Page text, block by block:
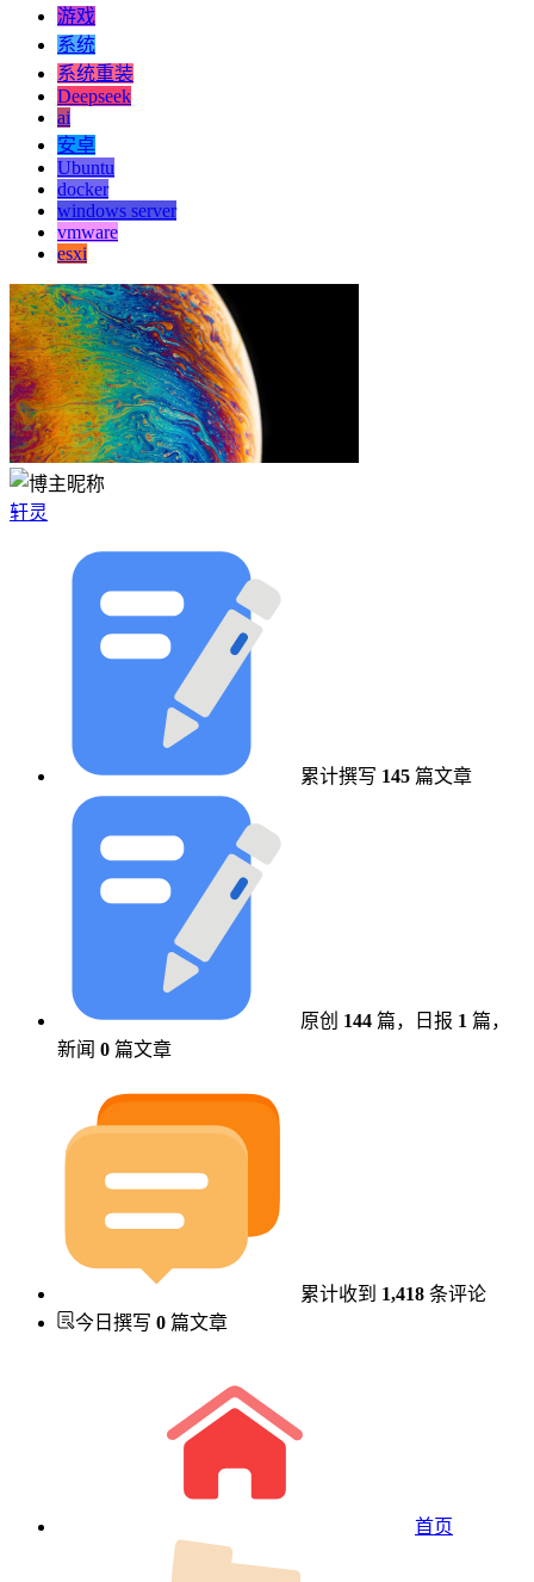
游戏
系统
系统重装
Deepseek
ai
安卓
Ubuntu
docker
windows server
vmware
esxi
轩灵
累计撰写 145 篇文章
原创 144 篇， 日报 1 篇，
新闻 0 篇文章
累计收到 1,418 条评论
今日撰写 0 篇文章
首页